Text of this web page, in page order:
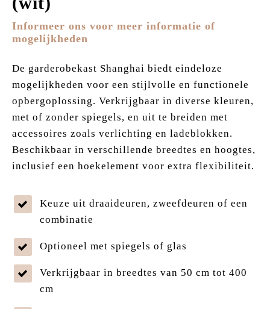
Informeer ons voor meer informatie of
mogelijkheden
De garderobekast Shanghai biedt eindeloze
mogelijkheden voor een stijlvolle en functionele
opbergoplossing. Verkrijgbaar in diverse kleuren,
met of zonder spiegels, en uit te breiden met
accessoires zoals verlichting en ladeblokken.
Beschikbaar in verschillende breedtes en hoogtes,
inclusief een hoekelement voor extra flexibiliteit.
Keuze uit draaideuren, zweefdeuren of een
combinatie
Optioneel met spiegels of glas
Verkrijgbaar in breedtes van 50 cm tot 400
cm